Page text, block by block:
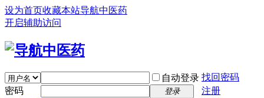
设为首页收藏本站导航中医药
开启辅助访问
自动登录 找回密码
密码
登录
注册